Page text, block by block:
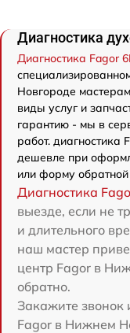
Диагностика
Диагностика Fagor
Новгороде
виды услуг и
гарантию - мы в
работ. диагностика
дешевле при
или форму обратной
Диагностика
выезде, если не
и длительного
наш мастер
центр Fagor в
обратно.
Закажите звонок
Fagor в Нижнем